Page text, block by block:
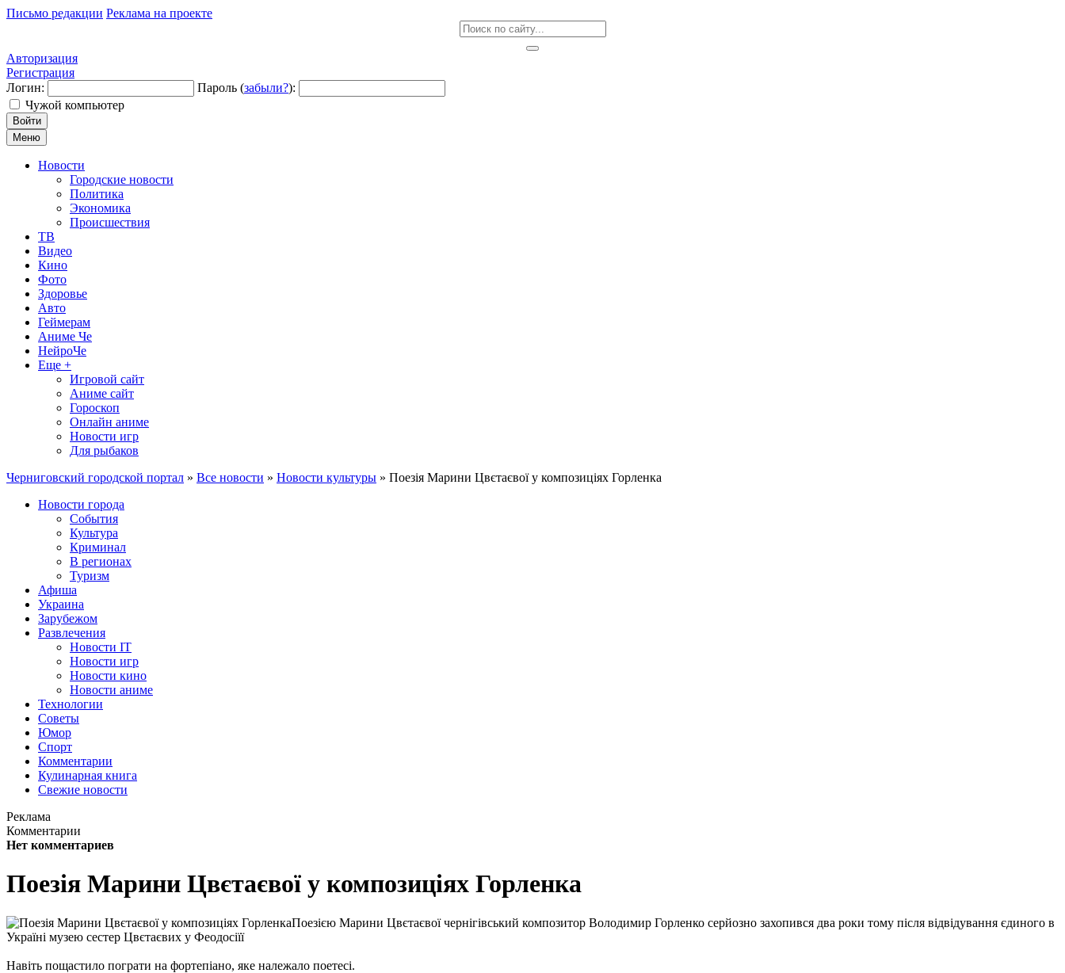
Письмо редакции Реклама на проекте
Авторизация
Регистрация
Логин:
Пароль (забыли?):
Чужой компьютер
Войти
Меню
Новости
Городские новости
Политика
Экономика
Происшествия
ТВ
Видео
Кино
Фото
Здоровье
Авто
Геймерам
Аниме Че
НейроЧе
Еще +
Игровой сайт
Аниме сайт
Гороскоп
Онлайн аниме
Новости игр
Для рыбаков
Черниговский городской портал » Все новости » Новости культуры » Поезія Марини Цвєтаєвої у композиціях Горленка
Новости города
События
Культура
Криминал
В регионах
Туризм
Афиша
Украина
Зарубежом
Развлечения
Новости IT
Новости игр
Новости кино
Новости аниме
Технологии
Советы
Юмор
Спорт
Комментарии
Кулинарная книга
Свежие новости
Реклама
Комментарии
Нет комментариев
Поезія Марини Цвєтаєвої у композиціях Горленка
Поезією Марини Цвєтаєвої чернігівський композитор Володимир Горленко серйозно захопився два роки тому після відвідування єдиного в
Україні музею сестер Цвєтаєвих у Феодосіїї
Навіть пощастило пограти на фортепіано, яке належало поетесі.